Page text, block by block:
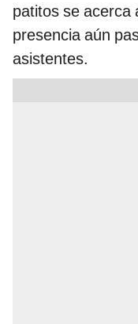
patitos se acerca
presencia aún
asistentes.